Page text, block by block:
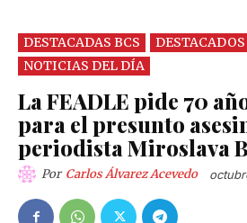
DESTACADAS BCS DESTACADOS
NOTICIAS DEL DÍA
La FEADLE pide 70
para el presunto
periodista Miroslava
Por Carlos Álvarez Acevedo